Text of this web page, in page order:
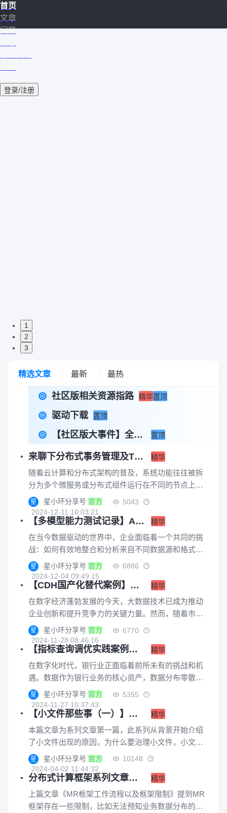
首页
文章
问答
登录/注册
1
2
3
精选文章 最新 最热
社区版相关资源指路 精华置顶
驱动下载 置顶
【社区版大事件】全新组件？全新版本？2024最新发布抢先看 置顶
来聊下分布式事务管理及TDDMS中的技术实现 精华
随着云计算和分布式架构的普及，系统功能往往被拆
分为多个微服务或分布式组件运行在不同的节点上。
这种分布式环境带来了可扩展性和灵活性，但也引入
了事务一致性问题。在单体架构中，事务管理依赖于
数据库的原生机制即可轻松实现，但在分布式系统
中，数据分布在多个服务或数据库实例之间，传统的
事务模型难以直接应用。分布式事务管理旨在解决这
在发生故障、网络延迟或节点宕机的情况下仍然能够
保持数据一致性和系统的高可用性。
星 星小环分享号 官方
5043
2024-12-11 10:03:21
【多模型能力测试记录】ArgoDB分布式数据库与图数据库StellarDB联合查询 精华
在当今数据驱动的世界中，企业面临着一个共同的挑
战：如何有效地整合和分析来自不同数据源和格式的
海量信息。为了应对这一挑战，多模型数据库技术应
运而生，它们以其卓越的的处理能力以及跨模型分析
计算能力为企业不同业务提供了强大的支持。本篇文
章将通过实操为读者演示星环产品的异构数据分析能
力，希望通过这些操作示例，读者将能够直观地了解
何利用这一技术解决具体的业务挑战，为企业的数据
库选型提供支持。
星 星小环分享号 官方
6886
2024-12-04 09:49:15
【CDH国产化替代案例】全面简化架构，降低成本，大幅提升数据处理效率 精华
在数字经济蓬勃发展的今天，大数据技术已成为推动
企业创新和提升竞争力的关键力量。然而，随着市场
快速变化，大数据平台也面临着诸多挑战和变革。对
于依赖CDH构建大数据平台的企业来说当前正在面临
诸多挑战。星环科技助力企业建设了一个统一的数据
中台体系，平滑迁移CDH，各项数据处理指标均实现
性能突破，本篇文章将为读者介绍在该场景下所使用
程中的技术选型提供思路。如果这篇文章对您有所帮
助欢迎多多点赞支持~
星 星小环分享号 官方
6770
2024-11-28 08:46:16
【指标查询调优实践案例】ArgoDB助力某银行实现性能全面提升 精华
在数字化时代，银行业正面临着前所未有的挑战和机
遇。数据作为银行业务的核心资产，数据分布零散、
数据标准不统一、客户产品账户等信息标签缺乏标准
化定义和管理等各类痛点使得数据治理、数据资产统
筹等需求日益增长。因此，“根据银行IT架构优化要
求，急需构建一体化大数据平台，同时以单一的大数
据平台规划建设路径推进数据分析系统的建设”。但
星 星小环分享号 官方
5355
2024-11-27 10:37:43
【小文件那些事（一）】为什么会出现小文件？小文件出现背景、原因及危害 精华
本篇文章为系列文章第一篇，此系列从背景开始介绍
了小文件出现的原因，为什么要治理小文件，小文件
过多如何解决，以及不同表格式、不同阶段（存储
端、计算端、SQL端）下针对小文件的最佳治理手段
是什么。
星 星小环分享号 官方
10148
2024-04-02 11:44:32
分布式计算框架系列文章（二）数据倾斜现象诱因、原理、影响，以及星环对此的应对策略 精华
上篇文章《MR框架工作流程以及框架限制》提到MR
框架存在一些限制，比如无法预知业务数据分布的规